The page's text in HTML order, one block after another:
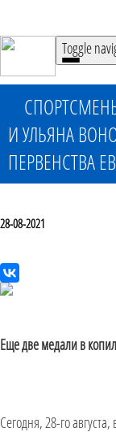
Toggle
И УЛЬЯНА
ПЕРВЕНСТВА
28-08-2021
Еще две медали в
Сегодня, 28-го